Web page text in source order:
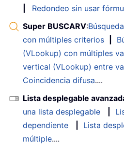
Redondeo sin usar
Super BUSCARV:
con múltiples criterios
(VLookup) con múltiples
vertical (VLookup) entre
Coincidencia difusa....
Lista desplegable
una lista desplegable
dependiente
Lista
múltiple....